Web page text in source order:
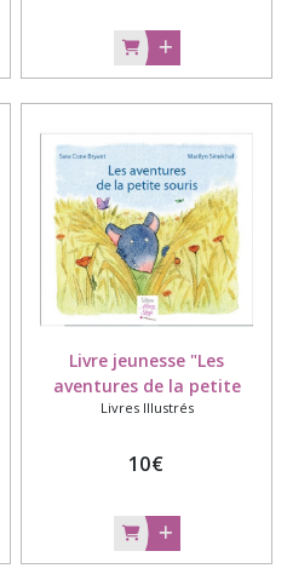
Livre jeunesse "Les
aventures de la petite
souris"
Livres Illustrés
10€